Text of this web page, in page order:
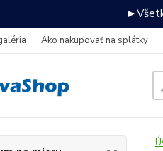
Ako nakupovať na splátky